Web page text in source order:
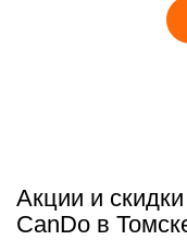
Акции и
CanDo в